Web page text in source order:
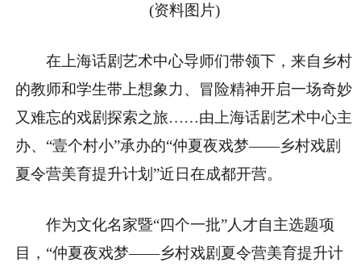
(资料图片)
在上海话剧艺术中心导师们带领下，来自乡村
的教师和学生带上想象力、冒险精神开启一场奇妙
又难忘的戏剧探索之旅……由上海话剧艺术中心主
办、“壹个村小”承办的“仲夏夜戏梦——乡村戏剧
夏令营美育提升计划”近日在成都开营。
作为文化名家暨“四个一批”人才自主选题项
目，“仲夏夜戏梦——乡村戏剧夏令营美育提升计